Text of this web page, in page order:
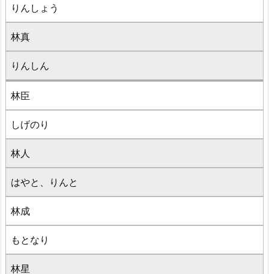
りんしょう
林真
りんしん
林臣
しげのり
林人
はやと、りんと
林成
もとなり
林星